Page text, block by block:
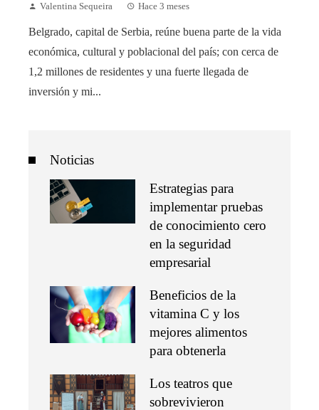
Valentina Sequeira Hace 3 meses
Belgrado, capital de Serbia, reúne buena parte de la vida
económica, cultural y poblacional del país; con cerca de
1,2 millones de residentes y una fuerte llegada de
inversión y mi...
Noticias
Estrategias para
implementar pruebas
de conocimiento cero
en la seguridad
empresarial
Beneficios de la
vitamina C y los
mejores alimentos
para obtenerla
Los teatros que
sobrevivieron